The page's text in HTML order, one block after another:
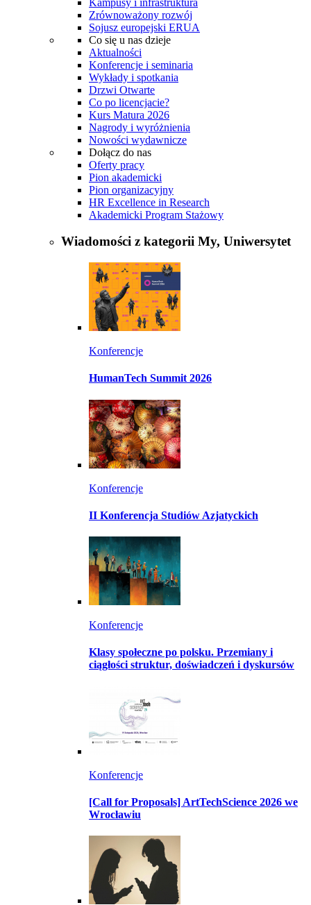
Zrównoważony rozwój
Sojusz europejski ERUA
Co się u nas dzieje
Aktualności
Konferencje i seminaria
Wykłady i spotkania
Drzwi Otwarte
Co po licencjacie?
Kurs Matura 2026
Nagrody i wyróżnienia
Nowości wydawnicze
Dołącz do nas
Oferty pracy
Pion akademicki
Pion organizacyjny
HR Excellence in Research
Akademicki Program Stażowy
Wiadomości z kategorii My, Uniwersytet
Konferencje
HumanTech Summit 2026
Konferencje
II Konferencja Studiów Azjatyckich
Konferencje
Klasy społeczne po polsku. Przemiany i
ciągłości struktur, doświadczeń i dyskursów
Konferencje
[Call for Proposals] ArtTechScience 2026 we
Wrocławiu